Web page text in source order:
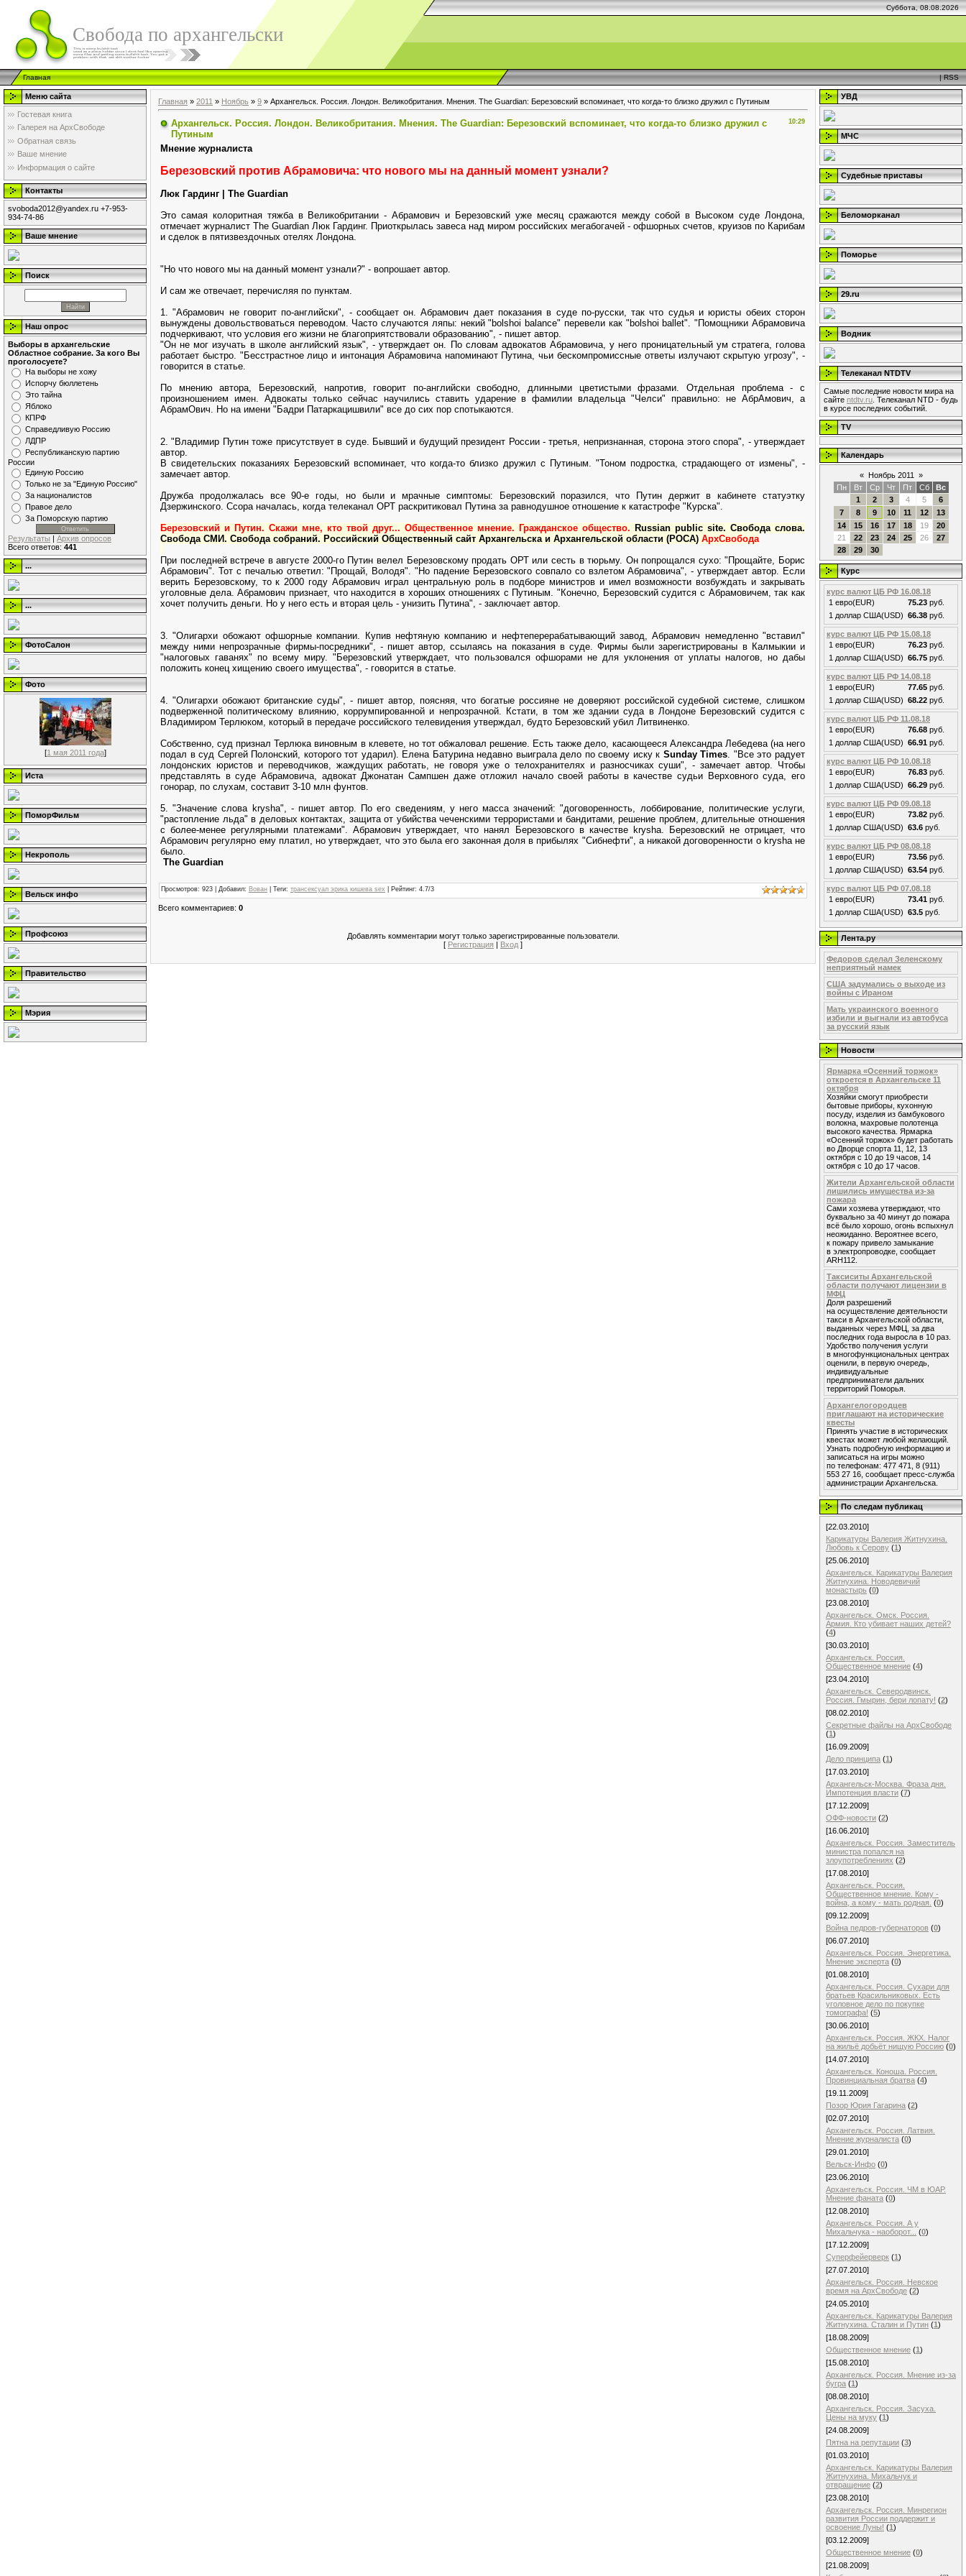
Суббота, 08.08.2026
Свобода по архангельски
Главная |RSS
Меню сайта
Гостевая книга
Галерея на АрхСвободе
Обратная связь
Ваше мнение
Информация о сайте
Контакты
svoboda2012@yandex.ru +7-953-
934-74-86
Ваше мнение
Поиск
Наш опрос
Выборы в архангельские
Областное собрание. За кого Вы
проголосуете?
На выборы не хожу
Испорчу бюллетень
Это тайна
Яблоко
КПРФ
Справедливую Россию
ЛДПР
Республиканскую партию
России
Единую Россию
Только не за "Единую Россию"
За националистов
Правое дело
За Поморскую партию
Результаты | Архив опросов
Всего ответов: 441
...
...
ФотоСалон
Фото
[1 мая 2011 года]
Иста
ПоморФильм
Некрополь
Вельск инфо
Профсоюз
Правительство
Мэрия
Главная » 2011 » Ноябрь » 9 » Архангельск. Россия. Лондон. Великобритания. Мнения. The Guardian: Березовский вспоминает, что когда-то близко дружил с Путиным
10:29
Архангельск. Россия. Лондон. Великобритания. Мнения. The Guardian: Березовский вспоминает, что когда-то близко дружил с
Путиным
Мнение журналиста
Березовский против Абрамовича: что нового мы на данный момент узнали?
Люк Гардинг | The Guardian
Это самая колоритная тяжба в Великобритании - Абрамович и Березовский уже месяц сражаются между собой в Высоком суде Лондона,
отмечает журналист The Guardian Люк Гардинг. Приоткрылась завеса над миром российских мегабогачей - офшорных счетов, круизов по Карибам
и сделок в пятизвездочных отелях Лондона.
"Но что нового мы на данный момент узнали?" - вопрошает автор.
И сам же отвечает, перечисляя по пунктам.
1. "Абрамович не говорит по-английски", - сообщает он. Абрамович дает показания в суде по-русски, так что судья и юристы обеих сторон
вынуждены довольствоваться переводом. Часто случаются ляпы: некий "bolshoi balance" перевели как "bolshoi ballet". "Помощники Абрамовича
подчеркивают, что условия его жизни не благоприятствовали образованию", - пишет автор.
"Он не мог изучать в школе английский язык", - утверждает он. По словам адвокатов Абрамовича, у него проницательный ум стратега, голова
работает быстро. "Бесстрастное лицо и интонация Абрамовича напоминают Путина, чьи бескомпромиссные ответы излучают скрытую угрозу", -
говорится в статье.
По мнению автора, Березовский, напротив, говорит по-английски свободно, длинными цветистыми фразами. Отдельная проблема - с
произношением имен. Адвокаты только сейчас научились ставить ударение в фамилии владельца "Челси" правильно: не АбрАмович, а
АбрамОвич. Но на имени "Бадри Патаркацишвили" все до сих пор спотыкаются.
2. "Владимир Путин тоже присутствует в суде. Бывший и будущий президент России - третья, непризнанная, сторона этого спора", - утверждает
автор.
В свидетельских показаниях Березовский вспоминает, что когда-то близко дружил с Путиным. "Тоном подростка, страдающего от измены", -
замечает автор.
Дружба продолжалась все 90-е годы, но были и мрачные симптомы: Березовский поразился, что Путин держит в кабинете статуэтку
Дзержинского. Ссора началась, когда телеканал ОРТ раскритиковал Путина за равнодушное отношение к катастрофе "Курска".
Березовский и Путин. Скажи мне, кто твой друг... Общественное мнение. Гражданское общество. Russian public site. Свобода слова.
Свобода СМИ. Свобода собраний. Российский Общественный сайт Архангельска и Архангельской области (РОСА) АрхСвобода
При последней встрече в августе 2000-го Путин велел Березовскому продать ОРТ или сесть в тюрьму. Он попрощался сухо: "Прощайте, Борис
Абрамович". Тот с печалью ответил: "Прощай, Володя". "Но падение Березовского совпало со взлетом Абрамовича", - утверждает автор. Если
верить Березовскому, то к 2000 году Абрамович играл центральную роль в подборе министров и имел возможности возбуждать и закрывать
уголовные дела. Абрамович признает, что находится в хороших отношениях с Путиным. "Конечно, Березовский судится с Абрамовичем, так как
хочет получить деньги. Но у него есть и вторая цель - унизить Путина", - заключает автор.
3. "Олигархи обожают офшорные компании. Купив нефтяную компанию и нефтеперерабатывающий завод, Абрамович немедленно "вставил"
между ними непрозрачные фирмы-посредники", - пишет автор, ссылаясь на показания в суде. Фирмы были зарегистрированы в Калмыкии и
"налоговых гаванях" по всему миру. "Березовский утверждает, что пользовался офшорами не для уклонения от уплаты налогов, но дабы
положить конец хищению своего имущества", - говорится в статье.
4. "Олигархи обожают британские суды", - пишет автор, поясняя, что богатые россияне не доверяют российской судебной системе, слишком
подверженной политическому влиянию, коррумпированной и непрозрачной. Кстати, в том же здании суда в Лондоне Березовский судится с
Владимиром Терлюком, который в передаче российского телевидения утверждал, будто Березовский убил Литвиненко.
Собственно, суд признал Терлюка виновным в клевете, но тот обжаловал решение. Есть также дело, касающееся Александра Лебедева (на него
подал в суд Сергей Полонский, которого тот ударил). Елена Батурина недавно выиграла дело по своему иску к Sunday Times . "Все это радует
лондонских юристов и переводчиков, жаждущих работать, не говоря уже о телохранителях и разносчиках суши", - замечает автор. Чтобы
представлять в суде Абрамовича, адвокат Джонатан Сампшен даже отложил начало своей работы в качестве судьи Верховного суда, его
гонорар, по слухам, составит 3-10 млн фунтов.
5. "Значение слова krysha", - пишет автор. По его сведениям, у него масса значений: "договоренность, лоббирование, политические услуги,
"растопление льда" в деловых контактах, защита от убийства чеченскими террористами и бандитами, решение проблем, длительные отношения
с более-менее регулярными платежами". Абрамович утверждает, что нанял Березовского в качестве krysha. Березовский не отрицает, что
Абрамович регулярно ему платил, но утверждает, что это была его законная доля в прибылях "Сибнефти", а никакой договоренности о krysha не
было.
The Guardian
Просмотров: 923 | Добавил: Вован Теги: трансексуал эрика кишева sex Рейтинг: 4.7/3
Всего комментариев: 0
Добавлять комментарии могут только зарегистрированные пользователи.
[ Регистрация | Вход ]
УВД
МЧС
Судебные приставы
Беломорканал
Поморье
29.ru
Водник
Телеканал NTDTV
Самые последние новости мира на
сайте ntdtv.ru . Телеканал NTD - будь
в курсе последних событий.
TV
Календарь
« Ноябрь 2011
»
Пн
Вт Ср Чт Пт Сб
Вс
1
2 3 4 5
6
7
8 9 10 11 12
13
14
15 16 17 18 19
20
21
22 23 24 25 26
27
28
29 30
Курс
курс валют ЦБ РФ 16.08.18
1 евро(EUR)
75.23 руб.
1 доллар США(USD) 66.38 руб.
курс валют ЦБ РФ 15.08.18
1 евро(EUR)
76.23 руб.
1 доллар США(USD) 66.75 руб.
курс валют ЦБ РФ 14.08.18
1 евро(EUR)
77.65 руб.
1 доллар США(USD) 68.22 руб.
курс валют ЦБ РФ 11.08.18
1 евро(EUR)
76.68 руб.
1 доллар США(USD) 66.91 руб.
курс валют ЦБ РФ 10.08.18
1 евро(EUR)
76.83 руб.
1 доллар США(USD) 66.29 руб.
курс валют ЦБ РФ 09.08.18
1 евро(EUR)
73.82 руб.
1 доллар США(USD) 63.6 руб.
курс валют ЦБ РФ 08.08.18
1 евро(EUR)
73.56 руб.
1 доллар США(USD) 63.54 руб.
курс валют ЦБ РФ 07.08.18
1 евро(EUR)
73.41 руб.
1 доллар США(USD) 63.5 руб.
Лента.ру
Федоров сделал Зеленскому
неприятный намек
США задумались о выходе из
войны с Ираном
Мать украинского военного
избили и выгнали из автобуса
за русский язык
Новости
Ярмарка «Осенний торжок»
откроется в Архангельске 11
октября
Хозяйки смогут приобрести
бытовые приборы, кухонную
посуду, изделия из бамбукового
волокна, махровые полотенца
высокого качества. Ярмарка
«Осенний торжок» будет работать
во Дворце спорта 11, 12, 13
октября с 10 до 19 часов, 14
октября с 10 до 17 часов.
Жители Архангельской области
лишились имущества из-за
пожара
Сами хозяева утверждают, что
буквально за 40 минут до пожара
всё было хорошо, огонь вспыхнул
неожиданно. Вероятнее всего,
к пожару привело замыкание
в электропроводке, сообщает
ARH112.
Таксиситы Архангельской
области получают лицензии в
МФЦ
Доля разрешений
на осуществление деятельности
такси в Архангельской области,
выданных через МФЦ, за два
последних года выросла в 10 раз.
Удобство получения услуги
в многофункциональных центрах
оценили, в первую очередь,
индивидуальные
предприниматели дальних
территорий Поморья.
Архангелогородцев
приглашают на исторические
квесты
Принять участие в исторических
квестах может любой желающий.
Узнать подробную информацию и
записаться на игры можно
по телефонам: 477 471, 8 (911)
553 27 16, сообщает пресс-служба
администрации Архангельска.
По следам публикац
[22.03.2010]
Карикатуры Валерия Житнухина.
Любовь к Серову (1)
[25.06.2010]
Архангельск. Карикатуры Валерия
Житнухина. Новодевичий
монастырь (0)
[23.08.2010]
Архангельск. Омск. Россия.
Армия. Кто убивает наших детей?
(4)
[30.03.2010]
Архангельск. Россия.
Общественное мнение (4)
[23.04.2010]
Архангельск. Северодвинск.
Россия. Гмырин, бери лопату! (2)
[08.02.2010]
Cекретные файлы на АрхСвободе
(1)
[16.09.2009]
Дело принципа (1)
[17.03.2010]
Архангельск-Москва. Фраза дня.
Импотенция власти (7)
[17.12.2009]
ОФФ-новости (2)
[16.06.2010]
Архангельск. Россия. Заместитель
министра попался на
злоупотреблениях (2)
[17.08.2010]
Архангельск. Россия.
Общественное мнение. Кому -
война, а кому - мать родная. (0)
[09.12.2009]
Война педров-губернаторов (0)
[06.07.2010]
Архангельск. Россия. Энергетика.
Мнение эксперта (0)
[01.08.2010]
Архангельск. Россия. Сухари для
братьев Красильниковых. Есть
уголовное дело по покупке
томографа! (5)
[30.06.2010]
Архангельск. Россия. ЖКХ. Налог
на жильё добьёт нищую Россию (0)
[14.07.2010]
Архангельск. Коноша. Россия.
Провинциальная братва (4)
[19.11.2009]
Позор Юрия Гагарина (2)
[02.07.2010]
Архангельск. Россия. Латвия.
Мнение журналиста (0)
[29.01.2010]
Вельск-Инфо (0)
[23.06.2010]
Архангельск. Россия. ЧМ в ЮАР.
Мнение фаната (0)
[12.08.2010]
Архангельск. Россия. А у
Михальчука - наоборот...
(0)
[17.12.2009]
Суперфейерверк (1)
[27.07.2010]
Архангельск. Россия. Невское
время на АрхСвободе (2)
[24.05.2010]
Архангельск. Карикатуры Валерия
Житнухина. Cталин и Путин (1)
[18.08.2009]
Общественное мнение (1)
[15.08.2010]
Архангельск. Россия. Мнение из-за
бугра (1)
[08.08.2010]
Архангельск. Россия. Засуха.
Цены на муку (1)
[24.08.2009]
Пятна на репутации (3)
[01.03.2010]
Архангельск. Карикатуры Валерия
Житнухина. Михальчук и
отвращение (2)
[23.08.2010]
Архангельск. Россия. Минрегион
развития России поддержит и
освоение Луны! (1)
[03.12.2009]
Общественное мнение (0)
[21.08.2009]